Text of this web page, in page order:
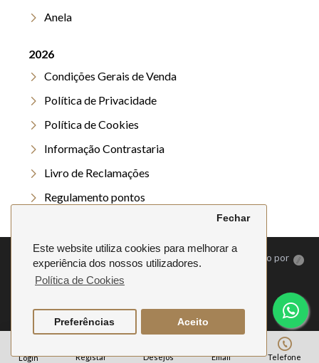
Este website utiliza cookies para melhorar a
experiência dos nossos utilizadores.
Política de Cookies
Fechar
Preferências Aceito
Anela
2026
Condições Gerais de Venda
Política de Privacidade
Política de Cookies
Informação Contrastaria
Livro de Reclamações
Regulamento pontos
2026. Anela | Todos os direitos reservados | Desenvolvido por
Login Registar Desejos Email Telefone